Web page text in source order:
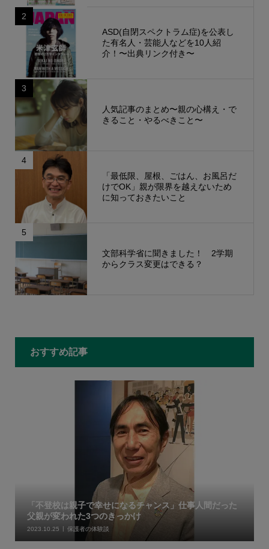
2
ASD(自閉スペクトラム症)を公表し
た有名人・芸能人などを10人紹
介！〜出典リンク付き〜
3
人気記事のまとめ〜親の心構え・で
きること・やるべきこと〜
4
「最低限、屋根、ごはん、お風呂だ
けでOK」親が限界を越えないため
に知っておきたいこと
5
文部科学省に聞きました！ 2学期
からクラス変更はできる？
おすすめ記事
「不登校は親子で幸せになるチャンス」仕事人間だった
父親が変われた3つのきっかけ
2023.10.25 保護者の体験談